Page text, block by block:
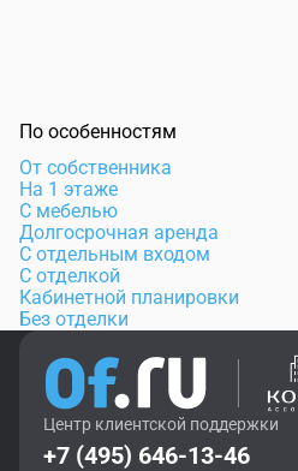
По особенностям
От собственника
На 1 этаже
С мебелью
Долгосрочная аренда
С отдельным входом
С отделкой
Кабинетной планировки
Без отделки
Центр клиентской поддержки
+7 (495) 646-13-46